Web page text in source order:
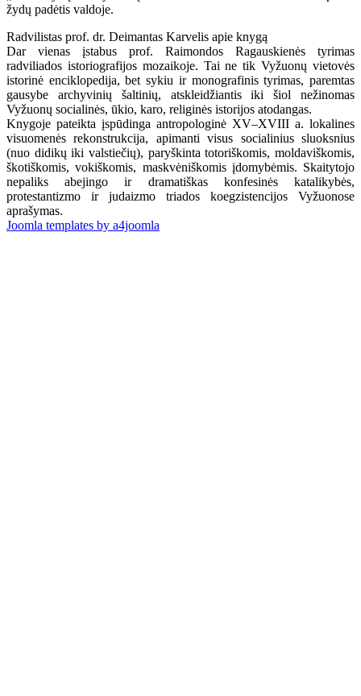
žydų padėtis valdoje.
Radvilistas prof. dr. Deimantas Karvelis apie knygą
Dar vienas įstabus prof. Raimondos Ragauskienės tyrimas
radviliados istoriografijos mozaikoje. Tai ne tik Vyžuonų vietovės
istorinė enciklopedija, bet sykiu ir monografinis tyrimas, paremtas
gausybe archyvinių šaltinių, atskleidžiantis iki šiol nežinomas
Vyžuonų socialinės, ūkio, karo, religinės istorijos atodangas.
Knygoje pateikta įspūdinga antropologinė XV–XVIII a. lokalines
visuomenės rekonstrukcija, apimanti visus socialinius sluoksnius
(nuo didikų iki valstiečių), paryškinta totoriškomis, moldaviškomis,
škotiškomis, vokiškomis, maskvėniškomis įdomybėmis. Skaitytojo
nepaliks abejingo ir dramatiškas konfesinės katalikybės,
protestantizmo ir judaizmo triados koegzistencijos Vyžuonose
aprašymas.
Joomla templates by a4joomla